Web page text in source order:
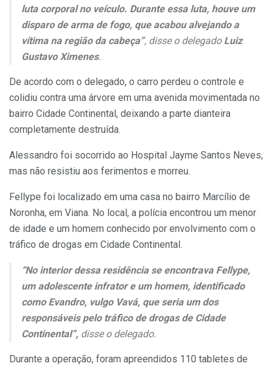
luta corporal no veículo. Durante essa luta, houve um
disparo de arma de fogo, que acabou alvejando a
vítima na região da cabeça”, disse o delegado Luiz
Gustavo Ximenes.
De acordo com o delegado, o carro perdeu o controle e
colidiu contra uma árvore em uma avenida movimentada no
bairro Cidade Continental, deixando a parte dianteira
completamente destruída.
Alessandro foi socorrido ao Hospital Jayme Santos Neves,
mas não resistiu aos ferimentos e morreu.
Fellype foi localizado em uma casa no bairro Marcílio de
Noronha, em Viana. No local, a polícia encontrou um menor
de idade e um homem conhecido por envolvimento com o
tráfico de drogas em Cidade Continental.
“No interior dessa residência se encontrava Fellype,
um adolescente infrator e um homem, identificado
como Evandro, vulgo Vavá, que seria um dos
responsáveis pelo tráfico de drogas de Cidade
Continental”, disse o delegado.
Durante a operação, foram apreendidos 110 tabletes de